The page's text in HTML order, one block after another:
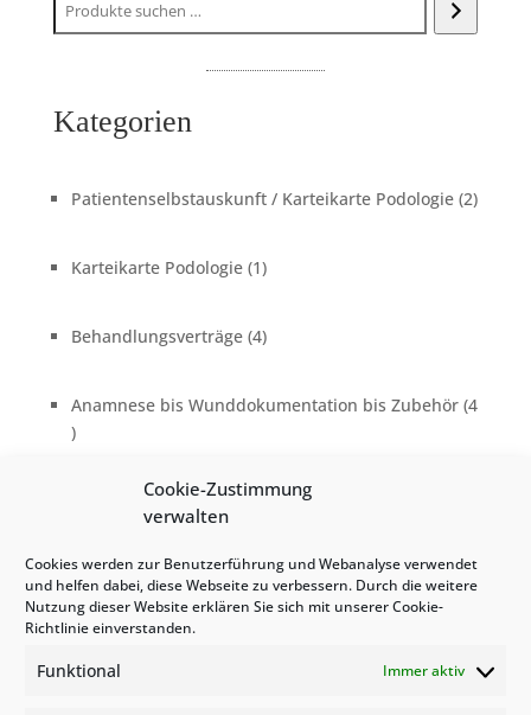
Cookie-Zustimmung
verwalten
Cookies werden zur Benutzerführung und Webanalyse verwendet
und helfen dabei, diese Webseite zu verbessern. Durch die weitere
Nutzung dieser Website erklären Sie sich mit unserer Cookie-
Richtlinie einverstanden.
Funktional Immer aktiv
Kategorien
Patientenselbstauskunft / Karteikarte Podologie 22
Karteikarte Podologie 11
Behandlungsverträge 44
Anamnese bis Wunddokumentation bis Zubehör 4
4
Dokumentation Nagelspangenbehandlung
Bundles / Rabatte 11
Produkt
Digitale Dokumente / Produkte zum Download